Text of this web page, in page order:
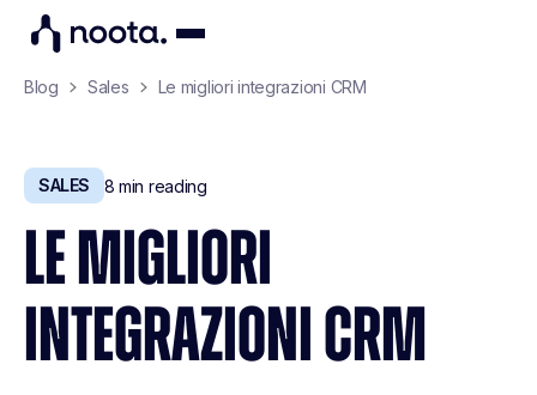
Blog Sales Le migliori integrazioni CRM
SALES 8 min reading
LE MIGLIORI
INTEGRAZIONI CRM